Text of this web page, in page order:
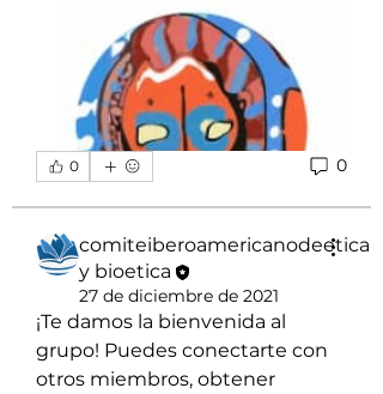
0 0
comiteiberoamericanodeetica
y bioetica
27 de diciembre de 2021
¡Te damos la bienvenida al
grupo! Puedes conectarte con
otros miembros, obtener